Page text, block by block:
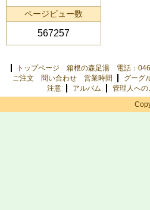
ページビュー数
567257
トップページ 箱根の森足湯 電話：
ご注文 問い合わせ 営業時間
グーグ
注意
アルバム 管理人への